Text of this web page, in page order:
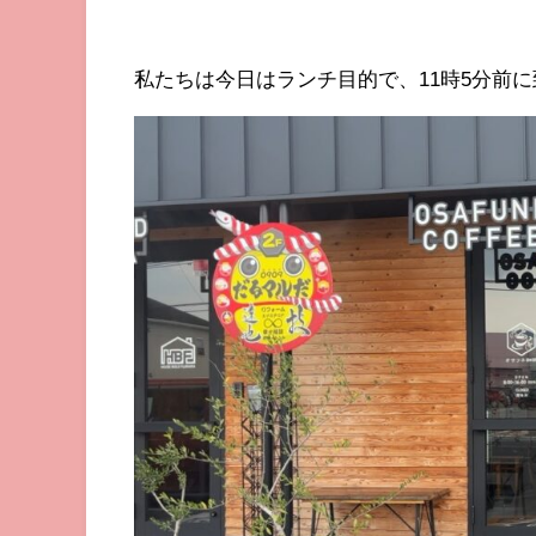
私たちは今日はランチ目的で、11時5分前